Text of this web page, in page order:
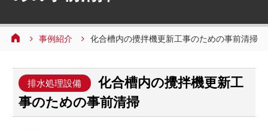
事例紹介
会社情報
採用情報
事例紹介 化合槽内の攪拌機更新工事のための事前清掃
排水処理設備
化合槽内の攪拌機更新工
事のための事前清掃